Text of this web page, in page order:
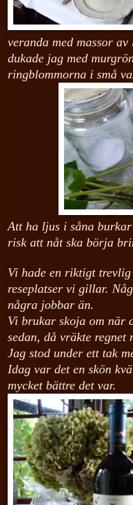
veranda med massor
dukade jag med
ringblommorna i små
Att ha ljus i såna
risk att nåt ska börja
Vi hade en riktigt
reseplatser vi gillar.
några jobbar än.
Vi brukar skoja om när
sedan, då vräkte regnet
Jag stod under ett tak
Idag var det en skön
mycket bättre det var.